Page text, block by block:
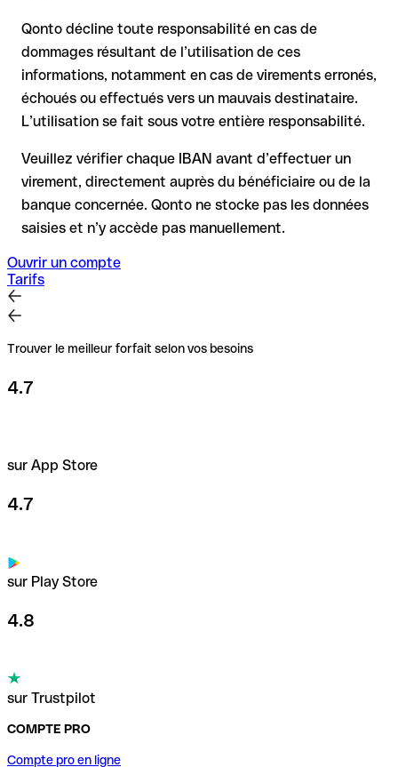
pour les virements hors SEPA, la récupération est plus
complexe et peut entraîner des frais
Recommandation: vérifiez systématiquement chaque IBAN
avant un virement (via un outil de vérification) et confirmez-le
directement auprès du bénéficiaire en cas de doute. Cette
précaution est essentielle, en particulier pour des montants
élevés ou de nouvelles relations commerciales.
Qonto décline toute responsabilité en cas de
dommages résultant de l’utilisation de ces
informations, notamment en cas de virements erronés,
échoués ou effectués vers un mauvais destinataire.
L’utilisation se fait sous votre entière responsabilité.
Veuillez vérifier chaque IBAN avant d’effectuer un
virement, directement auprès du bénéficiaire ou de la
banque concernée. Qonto ne stocke pas les données
saisies et n’y accède pas manuellement.
Ouvrir un compte
Tarifs
Trouver le meilleur forfait selon vos besoins
4.7
sur App Store
4.7
sur Play Store
4.8
sur Trustpilot
COMPTE PRO
Compte pro en ligne